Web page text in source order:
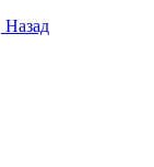
Назад